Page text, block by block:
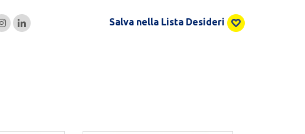
Salva nella Lista Desideri